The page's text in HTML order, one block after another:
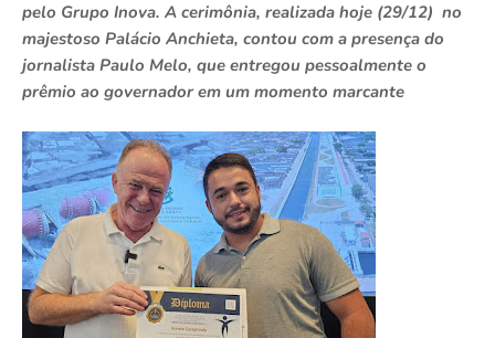
pelo Grupo Inova. A cerimônia, realizada hoje (29/12) no
majestoso Palácio Anchieta, contou com a presença do
jornalista Paulo Melo, que entregou pessoalmente o
prêmio ao governador em um momento marcante